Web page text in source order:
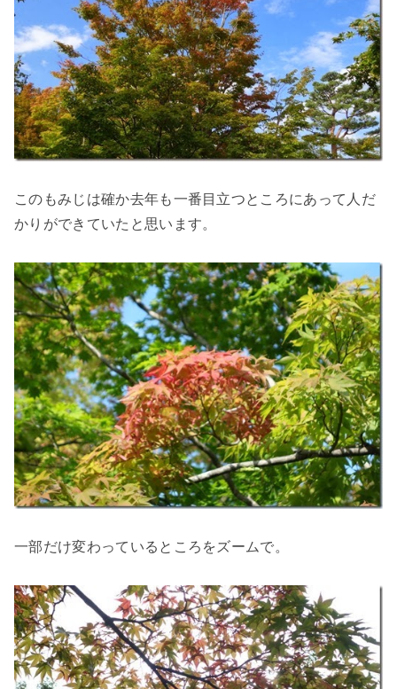
このもみじは確か去年も一番目立つところにあって人だ
かりができていたと思います。
一部だけ変わっているところをズームで。